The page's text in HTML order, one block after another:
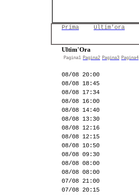
Prima Ultim'ora
Ultim'Ora
Pagina1 Pagina2 Pagina3 Pagina4
08/08 20:00
08/08 18:45
08/08 17:34
08/08 16:00
08/08 14:40
08/08 13:30
08/08 12:16
08/08 12:15
08/08 10:50
08/08 09:30
08/08 08:00
08/08 08:00
07/08 21:00
07/08 20:15